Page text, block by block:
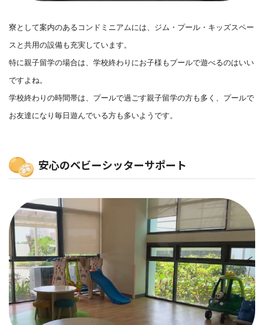
寮として案内のあるコンドミニアムには、ジム・プール・キッズスペー
スと共用の設備も充実しています。
特に親子留学の場合は、学校終わりにお子様もプールで遊べるのはいい
ですよね。
学校終わりの時間帯は、プールで過ごす親子留学の方も多く、プールで
お友達になり毎日遊んでいる方も多いようです。
安心のベビーシッターサポート